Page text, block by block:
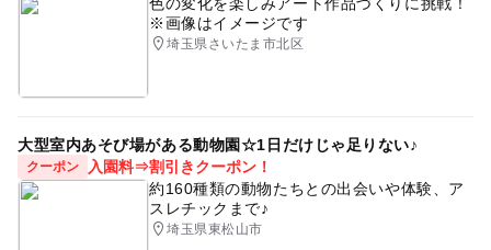
※画像はイメージです
埼玉県さいたま市北区
大型室内あそび場がある動物園☆1日だけじゃ足りない♪
クーポン
入園料⇒割引きクーポン！
約160種類の動物たちとの出会いや体験、ア
スレチックまで♪
埼玉県東松山市